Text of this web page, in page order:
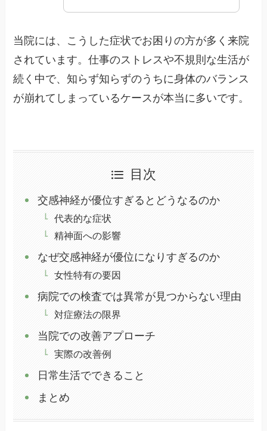
当院には、こうした症状でお困りの方が多く来院
されています。仕事のストレスや不規則な生活が
続く中で、知らず知らずのうちに身体のバランス
が崩れてしまっているケースが本当に多いです。
目次
交感神経が優位すぎるとどうなるのか
代表的な症状
精神面への影響
なぜ交感神経が優位になりすぎるのか
女性特有の要因
病院での検査では異常が見つからない理由
対症療法の限界
当院での改善アプローチ
実際の改善例
日常生活でできること
まとめ